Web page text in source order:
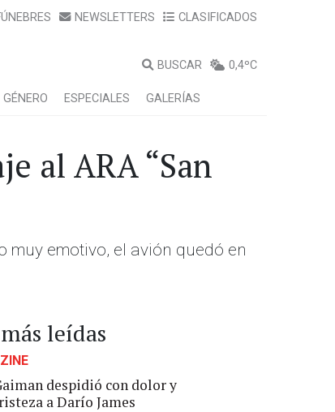
NEWSLETTERS CLASIFICADOS
BUSCAR 0,4ºC
GÉNERO ESPECIALES GALERÍAS
al ARA “San
muy emotivo, el avión quedó en
leídas
despidió con dolor y
a Darío James